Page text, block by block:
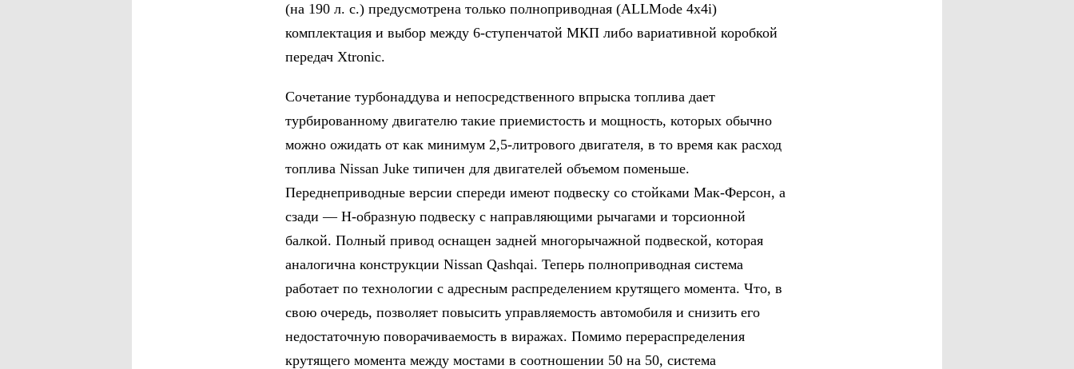
(на 190 л. с.) предусмотрена только полноприводная (ALLMode 4x4i)
комплектация и выбор между 6-ступенчатой МКП либо вариативной коробкой
передач Xtronic.
Сочетание турбонаддува и непосредственного впрыска топлива дает
турбированному двигателю такие приемистость и мощность, которых обычно
можно ожидать от как минимум 2,5-литрового двигателя, в то время как расход
топлива Nissan Juke типичен для двигателей объемом поменьше.
Переднеприводные версии спереди имеют подвеску со стойками Мак-Ферсон, а
сзади — Н-образную подвеску с направляющими рычагами и торсионной
балкой. Полный привод оснащен задней многорычажной подвеской, которая
аналогична конструкции Nissan Qashqai. Теперь полноприводная система
работает по технологии с адресным распределением крутящего момента. Что, в
свою очередь, позволяет повысить управляемость автомобиля и снизить его
недостаточную поворачиваемость в виражах. Помимо перераспределения
крутящего момента между мостами в соотношении 50 на 50, система